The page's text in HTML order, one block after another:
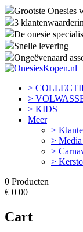
Grootste Onesies
3
De onesie
Snelle levering
Ongeëvenaard
>
>
> KIDS
Meer
>
>
>
>
0 Producten
€ 0 00
Cart